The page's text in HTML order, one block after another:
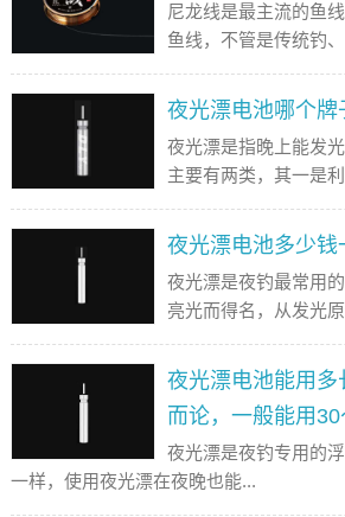
尼龙线是最主流的鱼
鱼线，不管是传统钓
夜光漂电池哪个牌
夜光漂是指晚上能发
主要有两类，其一是
夜光漂电池多少钱
夜光漂是夜钓最常用
亮光而得名，从发光
夜光漂电池能用
而论，一般能用30
夜光漂是夜钓专用的
一样，使用夜光漂在夜晚也能...